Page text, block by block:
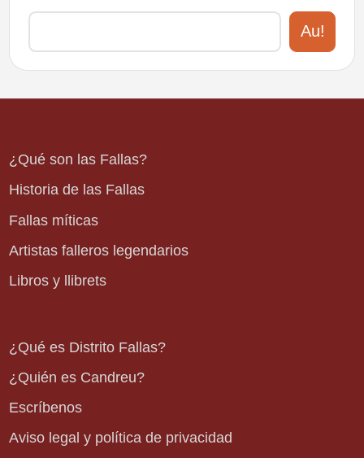
Au!
¿Qué son las Fallas?
Historia de las Fallas
Fallas míticas
Artistas falleros legendarios
Libros y llibrets
¿Qué es Distrito Fallas?
¿Quién es Candreu?
Escríbenos
Aviso legal y política de privacidad